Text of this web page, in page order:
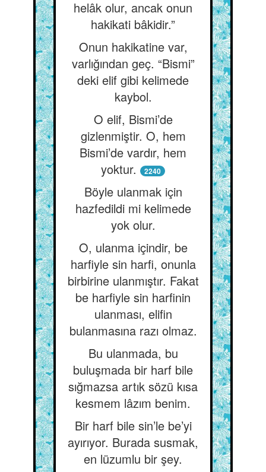
helâk olur, ancak onun
hakikati bâkidir.”
Onun hakikatine var,
varlığından geç. “Bismi”
deki elif gibi kelimede
kaybol.
O elif, Bismi’de
gizlenmiştir. O, hem
Bismi’de vardır, hem
yoktur.
2240
Böyle ulanmak için
hazfedildi mi kelimede
yok olur.
O, ulanma içindir, be
harfiyle sin harfi, onunla
birbirine ulanmıştır. Fakat
be harfiyle sin harfinin
ulanması, elifin
bulanmasına razı olmaz.
Bu ulanmada, bu
buluşmada bir harf bile
sığmazsa artık sözü kısa
kesmem lâzım benim.
Bir harf bile sin’le be’yi
ayırıyor. Burada susmak,
en lüzumlu bir şey.